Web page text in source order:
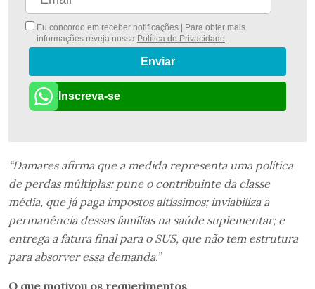
Eu concordo em receber notificações | Para obter mais
informações reveja nossa Política de Privacidade.
Enviar
Inscreva-se
“Damares afirma que a medida representa uma política
de perdas múltiplas: pune o contribuinte da classe
média, que já paga impostos altíssimos; inviabiliza a
permanência dessas famílias na saúde suplementar; e
entrega a fatura final para o SUS, que não tem estrutura
para absorver essa demanda.”
O que motivou os requerimentos